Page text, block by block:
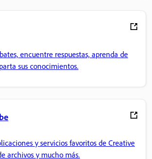
encuentre respuestas, aprenda de
sus conocimientos.
y servicios favoritos de Creative
archivos y mucho más.